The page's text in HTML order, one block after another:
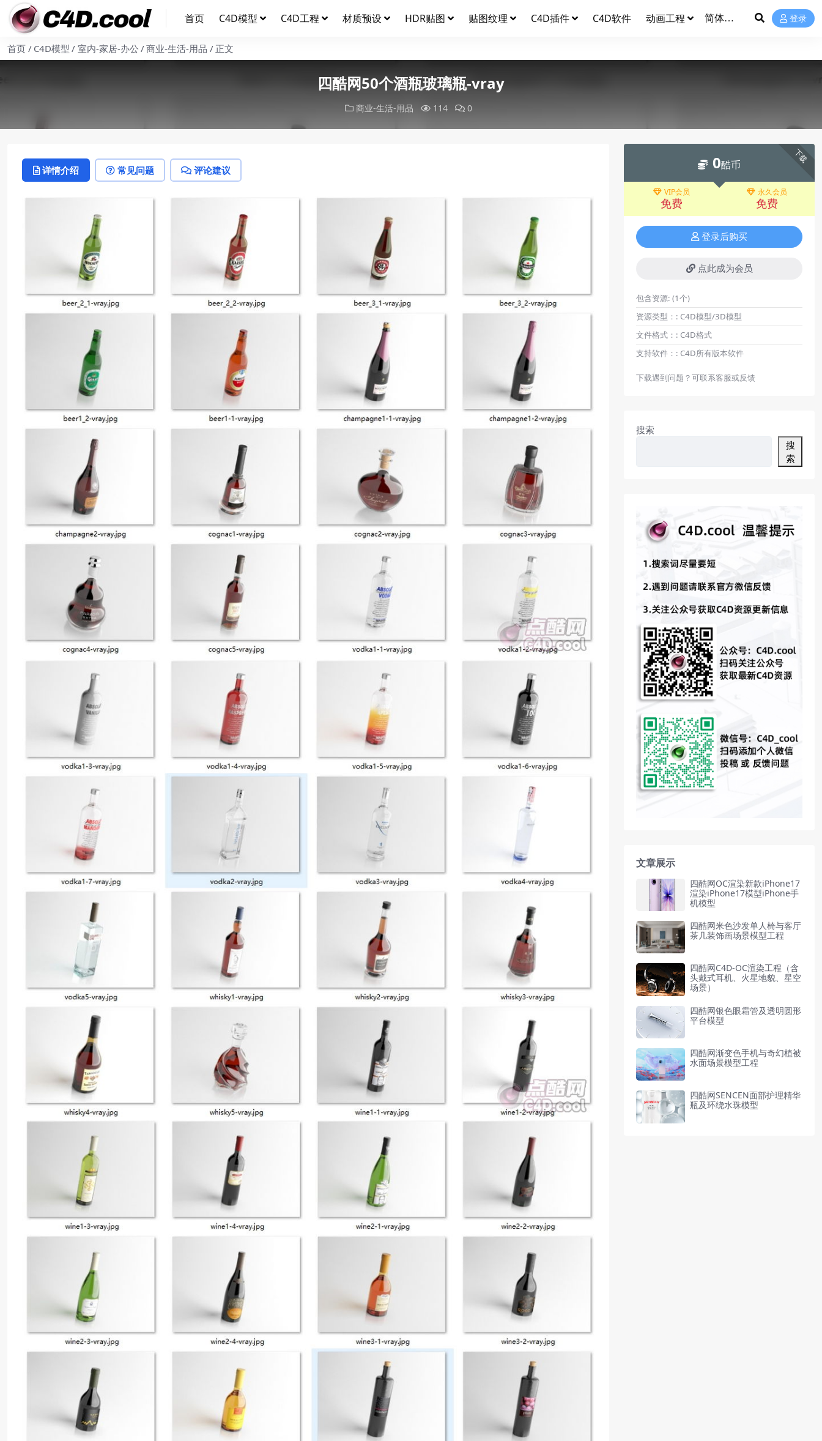
首页 C4D模型 C4D工程 材质预设 HDR贴图 贴图纹理 C4D插件 C4D软件 动画工程 登录
首页 C4D模型 室内-家居-办公 商业-生活-用品 正文
四酷网50个酒瓶玻璃瓶-vray
商业-生活-用品 114 0
详情介绍 常见问题 评论建议
下载
0酷币
VIP会员
免费
永久会员
免费
登录后购买
点此成为会员
包含资源: (1个)
资源类型：: C4D模型/3D模型
文件格式：: C4D格式
支持软件：: C4D所有版本软件
下载遇到问题？可联系客服或反馈
搜索
搜
索
文章展示
四酷网OC渲染新款iPhone17
渲染iPhone17模型iPhone手
机模型
四酷网米色沙发单人椅与客厅
茶几装饰画场景模型工程
四酷网C4D-OC渲染工程（含
头戴式耳机、火星地貌、星空
场景）
四酷网银色眼霜管及透明圆形
平台模型
四酷网渐变色手机与奇幻植被
水面场景模型工程
四酷网SENCEN面部护理精华
瓶及环绕水珠模型